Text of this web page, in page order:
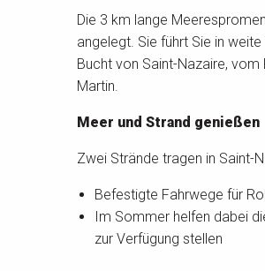
Die 3 km lange
angelegt. Sie führt Sie in
Bucht von Saint-Nazaire,
Martin.
Meer und Strand genießen
Zwei Strände tragen in Saint-
Befestigte Fahrwege für
Im Sommer helfen dabei
zur Verfügung stellen